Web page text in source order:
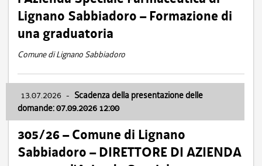
Lignano Sabbiadoro – Formazione di
una graduatoria
Comune di Lignano Sabbiadoro
13.07.2026 - Scadenza della presentazione delle
domande: 07.09.2026 12:00
305/26 – Comune di Lignano
Sabbiadoro – DIRETTORE DI AZIENDA